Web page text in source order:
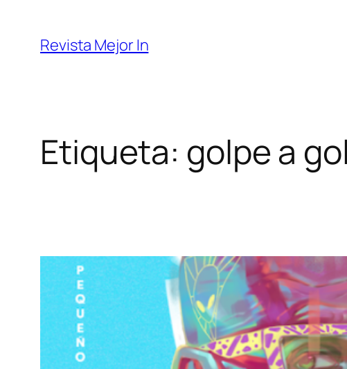
contenido
Revista Mejor In
Etiqueta: golpe a